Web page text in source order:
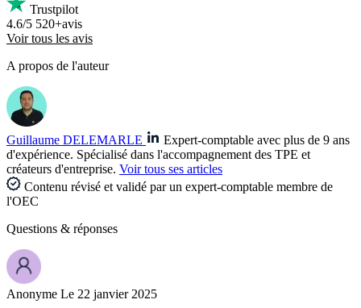
Trustpilot
4.6/5 520+avis
Voir tous les avis
A propos de l'auteur
Guillaume DELEMARLE
Expert-comptable avec plus de 9 ans
d'expérience. Spécialisé dans l'accompagnement des TPE et
créateurs d'entreprise. Voir tous ses articles
Contenu révisé et validé par un expert-comptable membre de
l'OEC
Questions & réponses
Anonyme Le 22 janvier 2025